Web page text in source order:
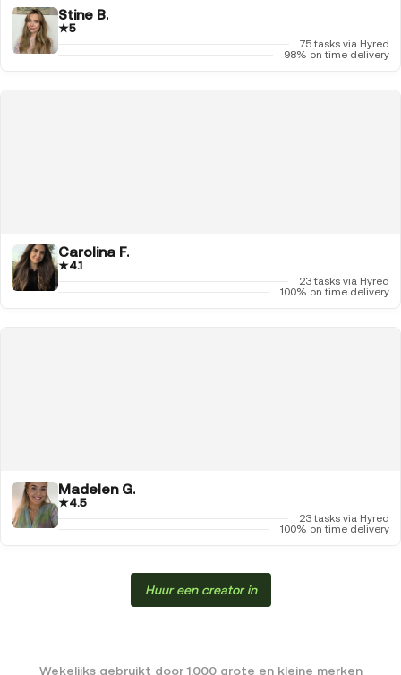
Stine B.
★5
75 tasks via Hyred
98% on time delivery
Carolina F.
★4.1
23 tasks via Hyred
100% on time delivery
Madelen G.
★4.5
23 tasks via Hyred
100% on time delivery
Huur een creator in
Wekelijks gebruikt door 1.000 grote en kleine merken